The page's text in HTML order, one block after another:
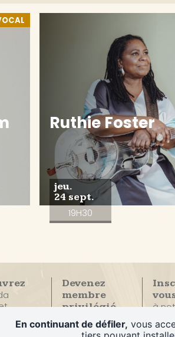
Ruthie Foster
jeu.
24 sept.
19H30
Devenez
membre
privilégié
du Duc des
Lombards
à
En continuant de défiler, vous